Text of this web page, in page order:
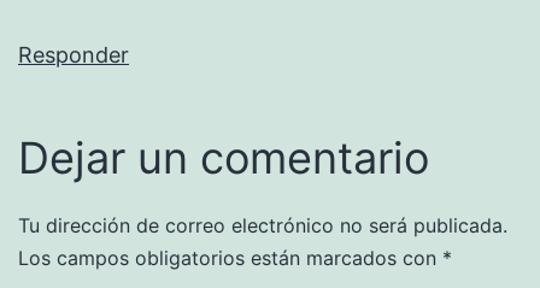
Responder
Dejar un comentario
Tu dirección de correo electrónico no será publicada.
Los campos obligatorios están marcados con *